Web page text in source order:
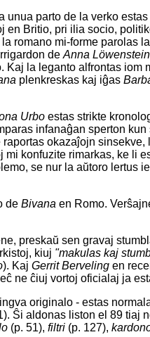
parto de la verko
en Britio, pri ilia socio,
romano mi-forme parolas
deAnna Löwenstein
la leganto alfrontas iom
plenkreskas kaj iĝas
Urbo estas strikte
infanaĝan sperton
raportas okazaĵojn sinsekve,
mi konfuzite rimarkas, ke li
se nur la aŭtoro lertus
deBivana en Romo.
preskaŭ sen gravaj
kiuj "makulas kaj
). KajGerrit Berveling en
ne ĉiuj vortoj oficialaj ja
originalo - estas
Ŝi aldonas liston el 89 tiaj
(p. 51),filtri (p. 127),